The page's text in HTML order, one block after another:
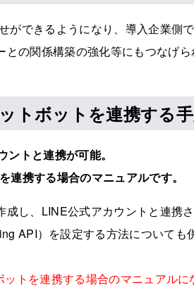
ができるようになり、導入企業側
の関係構築の強化等にもつなげら
トボットを連携する
トと連携が可能。
携する場合のマニュアルです。
し、LINE公式アカウントと連携さ
API）を設定する方法についても
トを連携する場合のマニュアルに